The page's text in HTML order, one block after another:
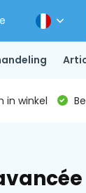
in winkel